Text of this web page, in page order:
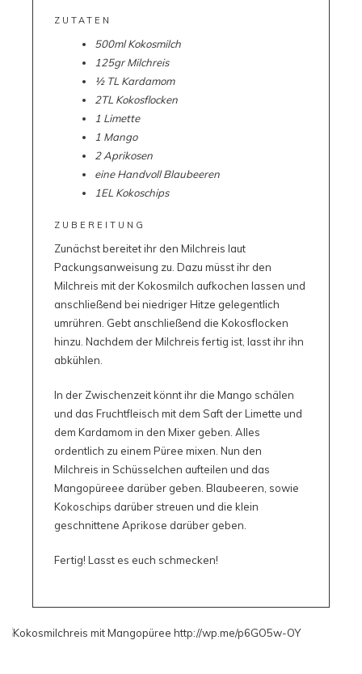
ZUTATEN
500ml Kokosmilch
125gr Milchreis
½ TL Kardamom
2TL Kokosflocken
1 Limette
1 Mango
2 Aprikosen
eine Handvoll Blaubeeren
1EL Kokoschips
ZUBEREITUNG
Zunächst bereitet ihr den Milchreis laut
Packungsanweisung zu. Dazu müsst ihr den
Milchreis mit der Kokosmilch aufkochen lassen und
anschließend bei niedriger Hitze gelegentlich
umrühren. Gebt anschließend die Kokosflocken
hinzu. Nachdem der Milchreis fertig ist, lasst ihr ihn
abkühlen.
In der Zwischenzeit könnt ihr die Mango schälen
und das Fruchtfleisch mit dem Saft der Limette und
dem Kardamom in den Mixer geben. Alles
ordentlich zu einem Püree mixen. Nun den
Milchreis in Schüsselchen aufteilen und das
Mangopüreee darüber geben. Blaubeeren, sowie
Kokoschips darüber streuen und die klein
geschnittene Aprikose darüber geben.
Fertig! Lasst es euch schmecken!